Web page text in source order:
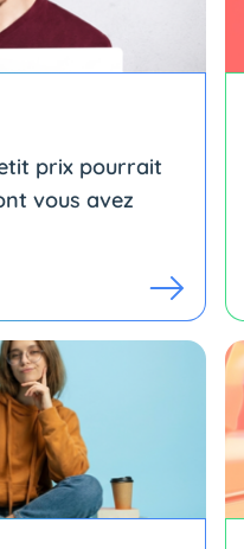
prix pourrait
vous avez